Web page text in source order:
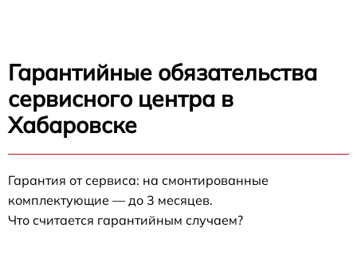
Гарантийные обязательства
сервисного центра в
Хабаровске
Гарантия от сервиса: на смонтированные
комплектующие — до 3 месяцев.
Что считается гарантийным случаем?